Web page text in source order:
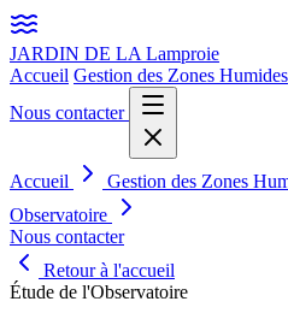
JARDIN DE LA Lamproie
Accueil Gestion des Zones Humides
Nous contacter
Accueil Gestion des Zones
Observatoire
Nous contacter
Retour à l'accueil
Étude de l'Observatoire